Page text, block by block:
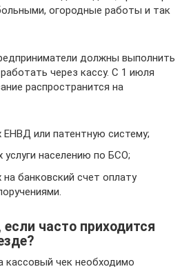
огородные работы и так
должны выполнить
через кассу. С 1 июля
распространится на
или патентную систему;
населению по БСО;
банковский счет оплату
часто приходится
кассовый чек необходимо